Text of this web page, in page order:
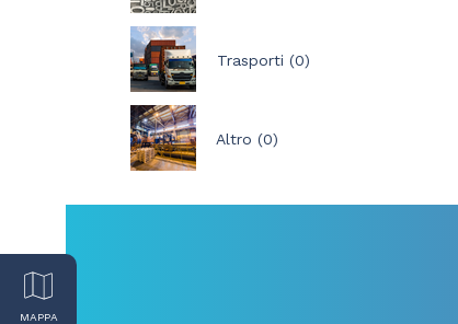
Trasporti (0)
Altro (0)
MAPPA